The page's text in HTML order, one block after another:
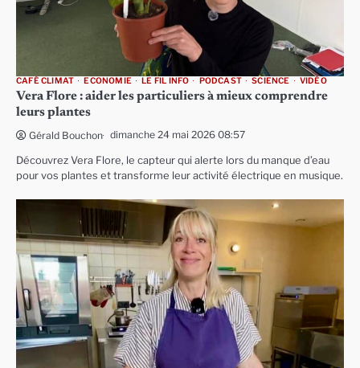
CAFÉ CLIMAT ECONOMIE LE FIL INFO PODCAST SCIENCE VIDÉO
Vera Flore : aider les particuliers à mieux comprendre
leurs plantes
Gérald Bouchon dimanche 24 mai 2026 08:57
Découvrez Vera Flore, le capteur qui alerte lors du manque d’eau
pour vos plantes et transforme leur activité électrique en musique.